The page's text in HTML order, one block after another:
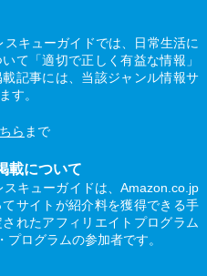
キューガイドでは、日常生活に
て「適切で正しく有益な情報」
記事には、当該ジャンル情報サ
す。
ら まで
載について
キューガイドは、Amazon.co.jp
サイトが紹介料を獲得できる手
れたアフィリエイトプログラム
ログラムの参加者です。